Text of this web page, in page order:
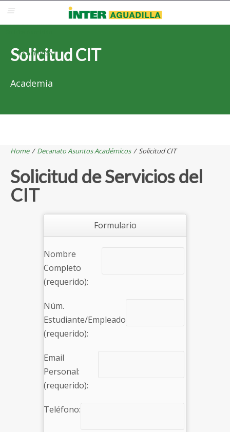
Correo Electrónico
Re-admisión
Solicitud CIT
Academia
Home / Decanato Asuntos Académicos /Solicitud CIT
Solicitud de Servicios del
CIT
Formulario
Nombre
Completo
(requerido):
Núm.
Estudiante/Empleado
(requerido):
Email
Personal:
(requerido):
Teléfono: